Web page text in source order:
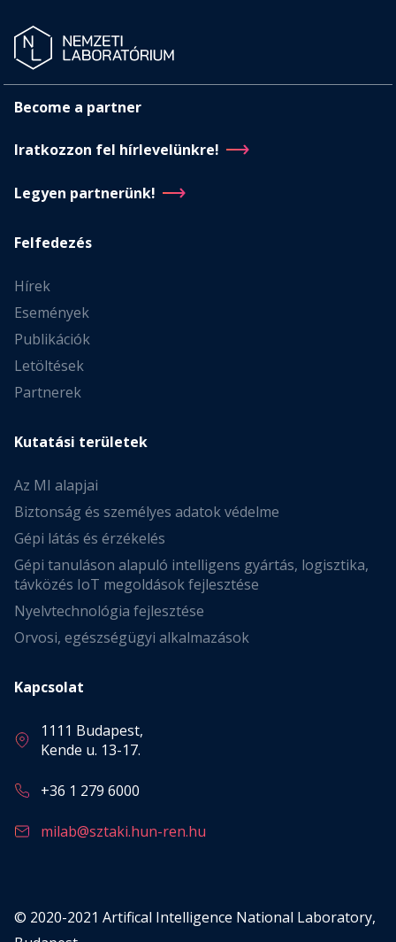
Become a partner
Iratkozzon fel hírlevelünkre!
Legyen partnerünk!
Felfedezés
Hírek
Események
Publikációk
Letöltések
Partnerek
Kutatási területek
Az MI alapjai
Biztonság és személyes adatok védelme
Gépi látás és érzékelés
Gépi tanuláson alapuló intelligens gyártás, logisztika,
távközés IoT megoldások fejlesztése
Nyelvtechnológia fejlesztése
Orvosi, egészségügyi alkalmazások
Kapcsolat
1111 Budapest,
Kende u. 13-17.
+36 1 279 6000
milab@sztaki.hun-ren.hu
© 2020-2021 Artifical Intelligence National Laboratory,